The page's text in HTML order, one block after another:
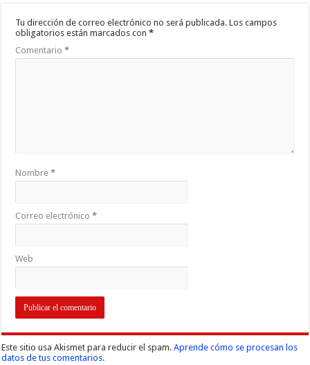
Tu dirección de correo electrónico no será publicada. Los campos
obligatorios están marcados con*
Comentario*
Nombre*
Correo electrónico*
Web
Este sitio usa Akismet para reducir el spam.Aprende cómo se procesan los
datos de tus comentarios.